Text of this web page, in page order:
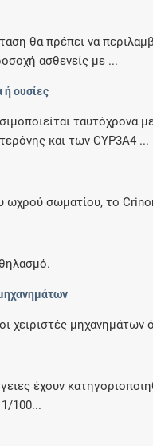
θα πρέπει να
ασθενείς με ...
ουσίες
και των CYP3A4 ...
ωχρού σωματίου, το
χειριστές μηχανημάτων
έχουν
100...